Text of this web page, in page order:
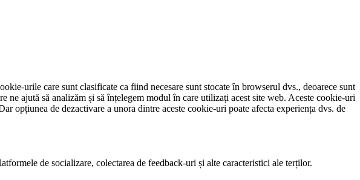
urile care sunt clasificate ca fiind necesare sunt stocate în browserul dvs., deoarece sunt
ajută să analizăm și să înțelegem modul în care utilizați acest site web. Aceste cookie-uri
opțiunea de dezactivare a unora dintre aceste cookie-uri poate afecta experiența dvs. de
de socializare, colectarea de feedback-uri și alte caracteristici ale terților.